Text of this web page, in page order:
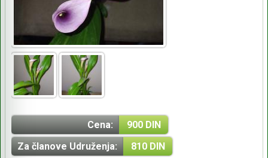
Cena:
900 DIN
Za članove Udruženja:
810 DIN